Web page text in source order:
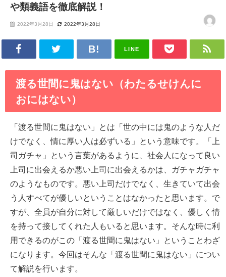
や類義語を徹底解説！
2022年3月28日 2022年3月28日
LINE
渡る世間に鬼はない（わたるせけんに
おにはない）
「渡る世間に鬼はない」とは「世の中には鬼のような人だ
けでなく、情に厚い人は必ずいる」という意味です。「上
司ガチャ」という言葉があるように、社会人になって良い
上司に出会えるか悪い上司に出会えるかは、ガチャガチャ
のようなものです。悪い上司だけでなく、生きていて出会
う人すべてが優しいということはなかったと思います。で
すが、全員が自分に対して厳しいだけではなく、優しく情
を持って接してくれた人もいると思います。そんな時に利
用できるのがこの「渡る世間に鬼はない」ということわざ
になります。今回はそんな「渡る世間に鬼はない」につい
て解説を行います。